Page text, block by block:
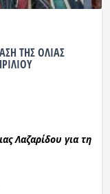
ΤΗΣ ΟΛΙΑΣ
Λαζαρίδου για τη